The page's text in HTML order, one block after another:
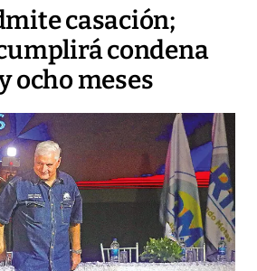
casación;
condena
ocho meses